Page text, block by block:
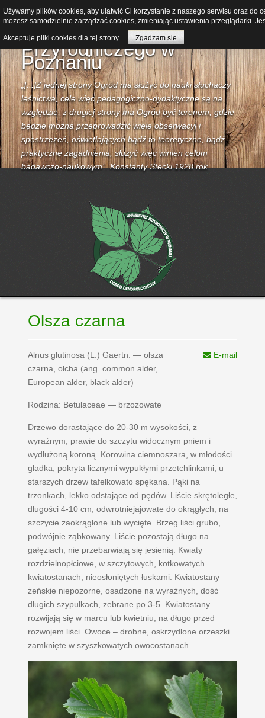
Ogród Dendrologiczny
Uniwersytetu
Przyrodniczego w
Poznaniu
„[...]Z jednej strony Ogród ma służyć do nauki słuchaczy
leśnictwa, cele więc pedagogiczno-dydaktyczne są na
względzie, z drugiej strony ma Ogród być terenem, gdzie
będzie można przeprowadzić wiele obserwacyj i
spostrzeżeń, oświetlających bądź to teoretyczne, bądź
praktyczne zagadnienia, służyć więc winien celom
badawczo-naukowym”. Konstanty Stecki 1928 rok
Olsza czarna
E-mail
Alnus glutinosa (L.) Gaertn. — olsza
czarna, olcha (ang. common alder,
European alder, black alder)
Rodzina: Betulaceae — brzozowate
Drzewo dorastające do 20-30 m wysokości, z
wyraźnym, prawie do szczytu widocznym pniem i
wydłużoną koroną. Korowina ciemnoszara, w młodości
gładka, pokryta licznymi wypukłymi przetchlinkami, u
starszych drzew tafelkowato spękana. Pąki na
trzonkach, lekko odstające od pędów. Liście skrętoległe,
długości 4-10 cm, odwrotniejajowate do okrągłych, na
szczycie zaokrąglone lub wycięte. Brzeg liści grubo,
podwójnie ząbkowany. Liście pozostają długo na
gałęziach, nie przebarwiają się jesienią. Kwiaty
rozdzielnopłciowe, w szczytowych, kotkowatych
kwiatostanach, nieosłoniętych łuskami. Kwiatostany
żeńskie niepozorne, osadzone na wyraźnych, dość
długich szypułkach, zebrane po 3-5. Kwiatostany
rozwijają się w marcu lub kwietniu, na długo przed
rozwojem liści. Owoce – drobne, oskrzydlone orzeszki
zamknięte w szyszkowatych owocostanach.
Używamy plików cookies, aby ułatwić Ci korzystanie z naszego serwisu oraz
możesz samodzielnie zarządzać cookies, zmieniając ustawienia przeglądarki.
Akceptuje pliki cookies dla tej strony Zgadzam sie